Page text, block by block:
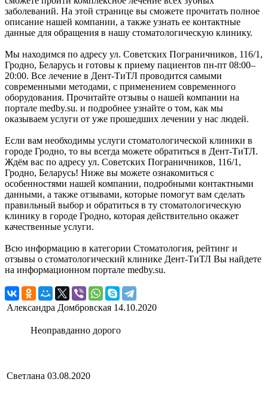
заболеваний. На этой странице вы сможете прочитать полное
описание нашей компании, а также узнать ее контактные
данные для обращения в нашу стоматологическую клинику.
Мы находимся по адресу ул. Советских Пограничников, 116/1,
Гродно, Беларусь и готовы к приему пациентов пн-пт 08:00–
20:00. Все лечение в Дент-ТиТЛ проводится самыми
современными методами, с применением современного
оборудования. Прочитайте отзывы о нашей компании на
портале medby.su. и подробнее узнайте о том, как мы
оказываем услуги от уже прошедших лечении у нас людей.
Если вам необходимы услуги стоматологической клиники в
городе Гродно, то вы всегда можете обратиться в Дент-ТиТЛ.
Ждём вас по адресу ул. Советских Пограничников, 116/1,
Гродно, Беларусь! Ниже вы можете ознакомиться с
особенностями нашей компании, подробными контактными
данными, а также отзывами, которые помогут вам сделать
правильный выбор и обратиться в ту стоматологическую
клинику в городе Гродно, которая действительно окажет
качественные услуги.
Всю информацию в категории Стоматология, рейтинг и
отзывы о стоматологический клинике Дент-ТиТЛ Вы найдете
на информационном портале medby.su.
Александра Домбровская 14.10.2020
Неоправданно дорого
Светлана 03.08.2020